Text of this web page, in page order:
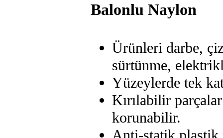
Balonlu Naylon
Ürünleri darbe,
sürtünme,
Yüzeylerde tek
Kırılabilir
korunabilir.